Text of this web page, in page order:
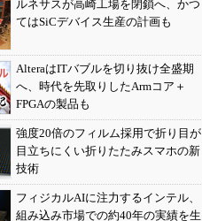
ルネサスが高崎工場を閉鎖へ、かつ
てはSiCデバイス生産の計画も
AlteraはITバブルを切り抜け全盛期
へ、時代を先取りしたArmコア＋
FPGAの製品も
強度20倍のフィルム採用で折り目が
目立ちにくい折りたたみスマホの新
技術
フィジカルAIに注力するインテル、
組み込み市場での約40年の実績を生